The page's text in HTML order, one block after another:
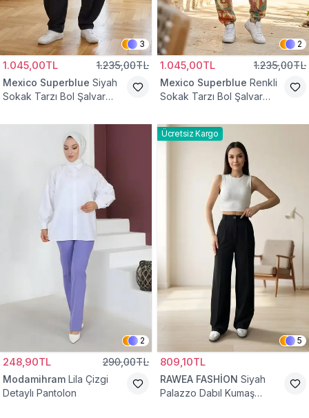
3
1.045,00TL 1.235,00TL
Mexico Superblue Siyah
Sokak Tarzı Bol Şalvar
2
1.045,00TL 1.235,00TL
Mexico Superblue Renkli
Sokak Tarzı Bol Şalvar
2
248,90TL 290,00TL
Modamihram Lila Çizgi
Detaylı Pantolon
Ücretsiz Kargo
5
809,10TL
RAWEA FASHİON Siyah
Palazzo Dabıl Kumaş